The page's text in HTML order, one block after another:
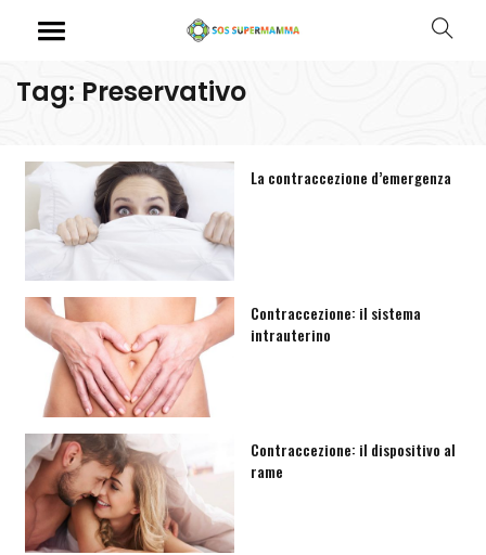
Tag: Preservativo
La contraccezione d’emergenza
Contraccezione: il sistema
intrauterino
Contraccezione: il dispositivo al
rame